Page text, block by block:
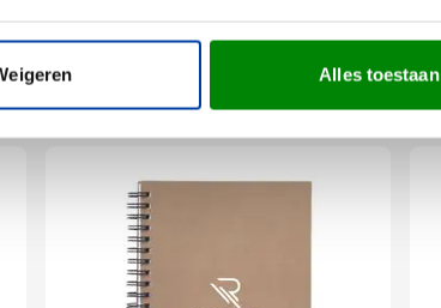
Alles toestaan